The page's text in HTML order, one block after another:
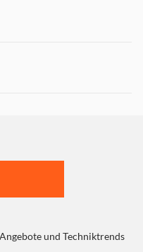
und Techniktrends